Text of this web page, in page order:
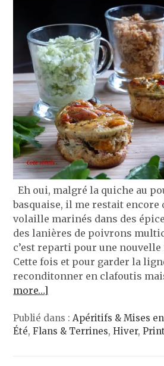
Eh oui, malgré la quiche au
basquaise, il me restait encore
volaille marinés dans des
des lanières de poivrons
c’est reparti pour une
Cette fois et pour garder la
reconditonner en clafoutis
more…]
Publié dans : Apéritifs & Mises
Été,Flans & Terrines,Hiver,